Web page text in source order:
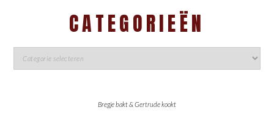
CATEGORIEËN
Bregje bakt & Gertrude kookt